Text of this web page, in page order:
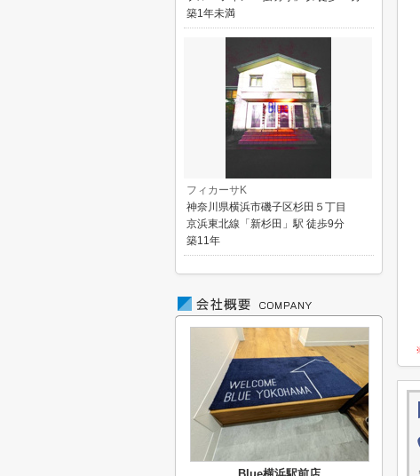
築1年未満
フィカーサK
神奈川県横浜市磯子区杉田５丁目
京浜東北線「新杉田」駅 徒歩9分
築11年